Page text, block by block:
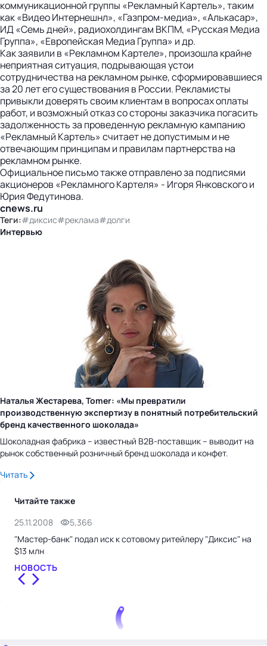
коммуникационной группы «Рекламный Картель», таким
как «Видео Интернешнл», «Газпром-медиа», «Алькасар»,
ИД «Семь дней», радиохолдингам ВКПМ, «Русская Медиа
Группа», «Европейская Медиа Группа» и др.
Как заявили в «Рекламном Картеле», произошла крайне
неприятная ситуация, подрывающая устои
сотрудничества на рекламном рынке, сформировавшиеся
за 20 лет его существования в России. Рекламисты
привыкли доверять своим клиентам в вопросах оплаты
работ, и возможный отказ со стороны заказчика погасить
задолженность за проведенную рекламную кампанию
«Рекламный Картель» считает не допустимым и не
отвечающим принципам и правилам партнерства на
рекламном рынке.
Официальное письмо также отправлено за подписями
акционеров «Рекламного Картеля» - Игоря Янковского и
Юрия Федутинова.
cnews.ru
Теги:#диксис#реклама#долги
Интервью
Наталья Жестарева, Tomer: «Мы превратили
производственную экспертизу в понятный потребительский
бренд качественного шоколада»
Шоколадная фабрика – известный B2B-поставщик – выводит на
рынок собственный розничный бренд шоколада и конфет.
Читать
Читайте также
25.11.2008
5,366
"Мастер-банк" подал иск к сотовому ритейлеру "Диксис" на
$13 млн
НОВОСТЬ